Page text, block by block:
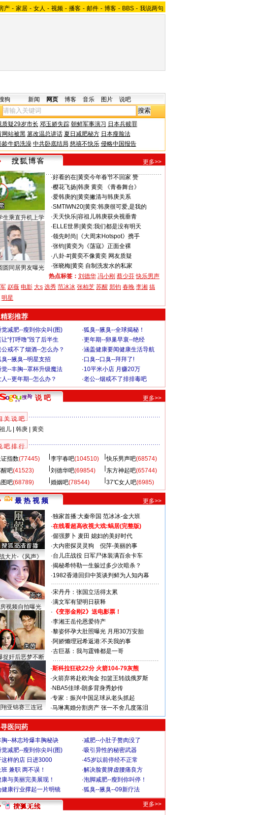
产 - 家居 - 女人 - 视频 - 播客 - 邮件 - 博客 - BBS - 我说两句
新闻 网页 博客 音乐 图片 说吧
质疑29岁市长 邓玉娇失踪 朝鲜军事演习 日本兵赎罪
网站被黑 篡改温总讲话 夏日减肥秘方 日本瘦脸法
龄牛奶洗澡 中共卧底结局 慈禧不快乐 侵略中国报告
更多>>
生乘直升机上学
圆同居男友曝光
·好看的在| 黄奕今年春节不回家 赞
·樱花飞扬 韩庚 黄奕 《青春舞台》
·爱韩庚的 黄奕撇清与韩庚关系
·SMTIWN20| 黄奕:韩庚很可爱,是我的
·天天快乐| 容祖儿韩庚获央视垂青
· ELLE世界| 黄奕:我们都是没有明天
·领先时尚
《大周末Hotspot》携手
·张钧| 黄奕为《荡寇》正面全裸
·八卦·#| 黄奕不像黄奕 网友质疑
·张晓梅| 黄奕 自制洗发水的私家
热点标签： 刘德华 冯小刚 蔡少芬 快乐男声
赵薇 电影 大s 选秀 范冰冰 张柏芝 苏醒 郑钧 春晚 李湘 搞
明星
精彩推荐
觉减肥--瘦到你尖叫(图) ·狐臭--腋臭--全球揭秘！
让“打呼噜”毁了后半生 ·更年期--卵巢早衰--绝经
公戒不了烟酒--怎么办？ ·涵盖健康要闻健康生活导航
臭--腋臭--明星支招 ·口臭--口臭--拜拜了!
觉--丰胸--罩杯升级魔法 ·10平米小店 月赚20万
人--更年期--怎么办？ ·老公--烟戒不了排排毒吧
说 吧 更多>>
关 说 吧
儿| 韩庚| 黄奕
吧 排 行
指数(77445) 李宇春吧(104510) 快乐男声吧(68574)
吧(41523) 刘德华吧(69854) 东方神起吧(65744)
图吧(68789) 婚姻吧(78544) 37℃女人吧(6985)
最 热 视 频 更多>>
大片-《风声》
视频自拍曝光
捉奸后恶梦不断
·独家首播:大秦帝国 范冰冰-金大班
·在线看超高收视大戏:蜗居(完整版)
·倔强萝卜 麦田 媳妇的美好时代
·大内密探灵灵狗
倪萍-美丽的事
·台儿庄战役 日军尸体装满百余卡车
·揭秘希特勒一生躲过多少次暗杀？
·1982香港回归中英谈判鲜为人知内幕
·宋丹丹：张国立活得太累
·满文军有望明日获释
· 《变形金刚2》送电影票！
·李湘王岳伦恩爱待产
·黎姿怀孕大肚照曝光 月用30万安胎
·阿娇懒理冠希返港:不关我的事
·古巨基：我与霆锋都是一哥
亚锦赛三连冠
·斯科拉狂砍22分 火箭104-79灰熊
·火箭弃将赴欧淘金 扣篮王转战俄罗斯
· NBA5佳球-朗多背身秀妙传
·专家：振兴中国足球从老头抓起
·马琳离婚分割房产 张一不舍几度落泪
寻医问药
胸--林志玲爆丰胸秘诀 ·减肥--小肚子赘肉没了
觉减肥--瘦到你尖叫(图) ·吸引异性的秘密武器
这样的店 日进3000 ·45岁以前停经不正常
班 兼职 两不误！ ·解决脸黄脾虚腰痛良方
康与美丽完美展现！ ·泡脚减肥--瘦到你叫停！
健康行业撑起一片明镜 ·狐臭--腋臭--09新疗法
更多>>